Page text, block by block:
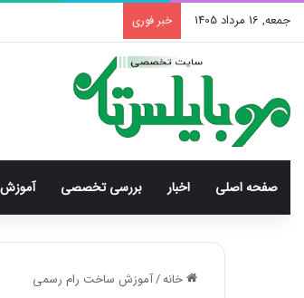
جمعه, 16 مرداد 1405 خبر فوری
صفحه اصلی اخبار بررسی‌ تخصصی آموزش
خانه/آموزش ساخت رام رسمی